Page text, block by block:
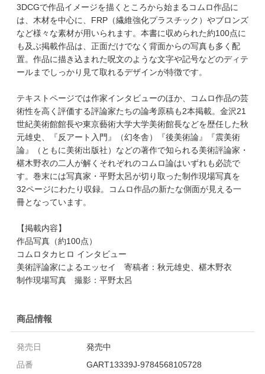
3DCGで作品イメージを描くところから始まるコムロ作品に
は、木材を中心に、FRP（繊維強化プラスチック）やブロンズ
など様々な素材が用いられます。本書に収められた約100点に
も及ぶ掲載作品は、正面だけでなく背面からの写真も多く配
置。作品に描き込まれた呪文のような文字や記号などのディテ
ールまでしっかり見て取れるデザインが特徴です。
テキストページでは作家インタビューのほか、コムロ作品の芸
術性を高く評価する評論家たちの論考原稿も2本掲載。金沢21
世紀美術館館長や東京藝術大学大学美術館長などを歴任した秋
元雄史、『反アート入門』（幻冬舎）『後美術論』『震美術
論』（ともに美術出版社）などの著作で知られる美術評論家・
椹木野衣の二人が解くそれぞれのコムロ論はいずれも必読で
す。巻末には写真家・平野太呂が切り取った制作現場写真を
32ページにわたり収録。コムロ作品の新たな側面が見える一
冊となっています。
【掲載内容】
作品写真（約100点）
コムロタカヒロ インタビュー
美術評論家によるエッセイ 寄稿者：秋元雄史、椹木野衣
制作現場写真 撮影：平野太呂
商品情報
発売日
発売中
品番
GART13339J-9784568105728